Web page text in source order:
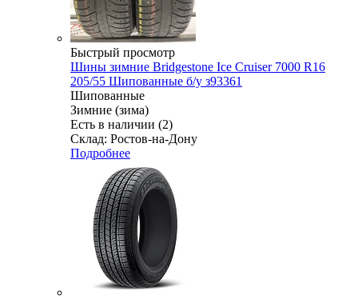
Быстрый просмотр
Шины зимние Bridgestone Ice Cruiser 7000 R16
205/55 Шипованные б/у з93361
Шипованные
Зимние (зима)
Есть в наличии (2)
Склад: Ростов-на-Дону
Подробнее